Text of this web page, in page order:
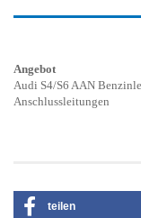
Angebot
Audi S4/S6 AAN
Anschlussleitungen
teilen